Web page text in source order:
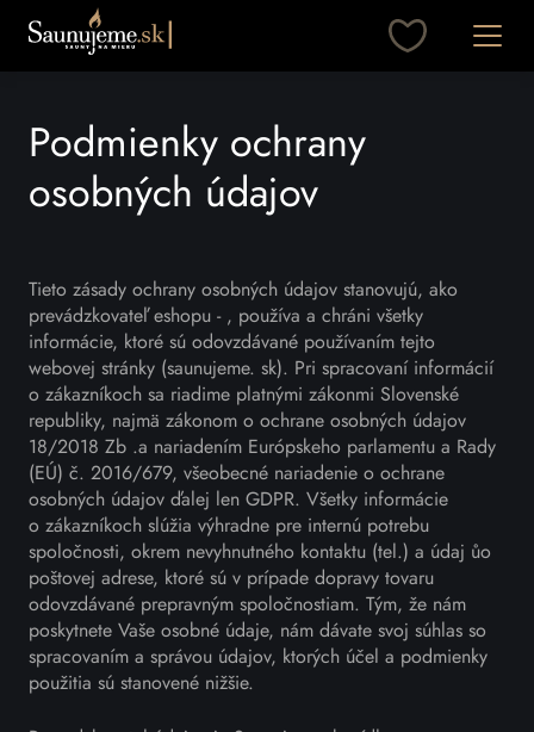
Podmienky ochrany
osobných údajov
Tieto zásady ochrany osobných údajov stanovujú, ako
prevádzkovateľ eshopu - , používa a chráni všetky
informácie, ktoré sú odovzdávané používaním tejto
webovej stránky (saunujeme. sk). Pri spracovaní informácií
o zákazníkoch sa riadime platnými zákonmi Slovenské
republiky, najmä zákonom o ochrane osobných údajov
18/2018 Zb .a nariadením Európskeho parlamentu a Rady
(EÚ) č. 2016/679, všeobecné nariadenie o ochrane
osobných údajov ďalej len GDPR. Všetky informácie
o zákazníkoch slúžia výhradne pre internú potrebu
spoločnosti, okrem nevyhnutného kontaktu (tel.) a údaj ůo
poštovej adrese, ktoré sú v prípade dopravy tovaru
odovzdávané prepravným spoločnostiam. Tým, že nám
poskytnete Vaše osobné údaje, nám dávate svoj súhlas so
spracovaním a správou údajov, ktorých účel a podmienky
použitia sú stanovené nižšie.